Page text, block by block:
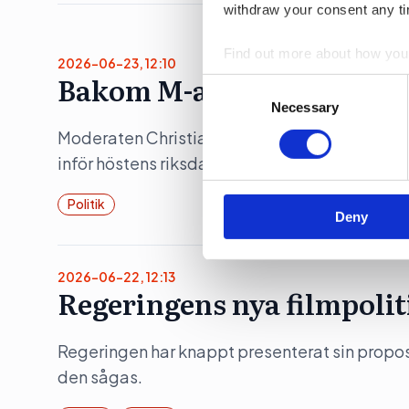
withdraw your consent any
Find out more about how
information about your use
other information that
Consent
Selection
Necessary
Deny
2026-06-23, 12:10
Bakom M-avhoppet i
Moderaten Christian Holm lämnar sina
inför höstens riksdagsval. Flera källor pekar
Politik
2026-06-22, 12:13
Regeringens nya
Regeringen har knappt presenterat sin
den sågas.